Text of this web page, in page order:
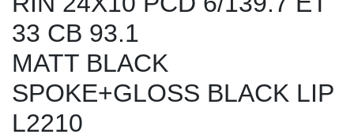
33 CB 93.1
MATT BLACK
SPOKE+GLOSS BLACK LIP
L2210